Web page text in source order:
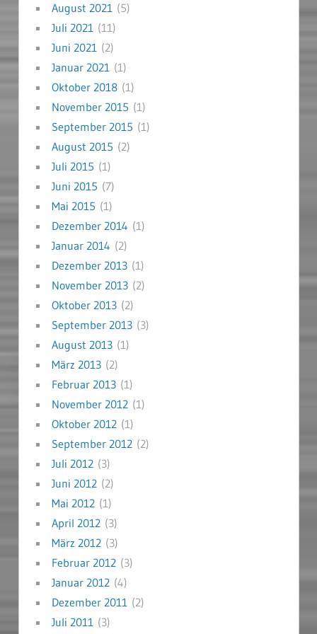
August 2021(5)
Juli 2021(11)
Juni 2021(2)
Januar 2021(1)
Oktober 2018(1)
November 2015 (1)
September 2015 (1)
August 2015 (2)
Juli 2015 (1)
Juni 2015 (7)
Mai 2015 (1)
Dezember 2014 (1)
Januar 2014 (2)
Dezember 2013(1)
November 2013(2)
Oktober 2013(2)
September 2013(3)
August 2013(1)
März 2013(2)
Februar 2013(1)
November 2012(1)
Oktober 2012(1)
September 2012(2)
Juli 2012(3)
Juni 2012(2)
Mai 2012(1)
April 2012(3)
März 2012(3)
Februar 2012(3)
Januar 2012(4)
Dezember 2011(2)
Juli 2011(3)